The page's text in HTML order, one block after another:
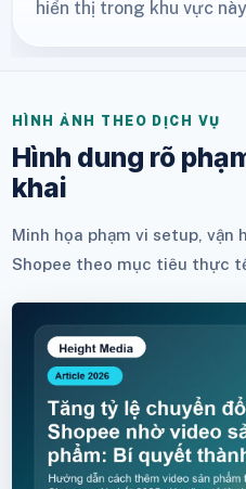
hiển thị trong khu vực
HÌNH ẢNH THEO DỊCH VỤ
Hình dung rõ
khai
Minh họa phạm vi setup, vận
Shopee theo mục tiêu thực